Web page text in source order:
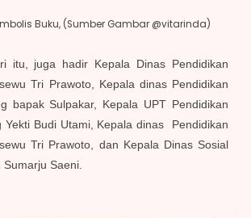
Buku, (Sumber Gambar @vitarinda)
itu, juga hadir Kepala Dinas Pendidikan
Tri Prawoto, Kepala dinas Pendidikan
bapak Sulpakar, Kepala UPT Pendidikan
Yekti Budi Utami, Kepala dinas Pendidikan
Tri Prawoto, dan Kepala Dinas Sosial
Saeni.